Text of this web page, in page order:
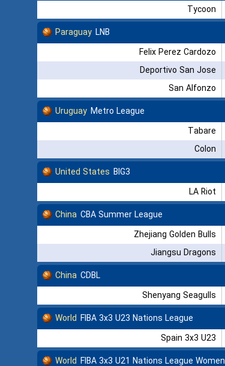
Tycoon
Paraguay LNB
Felix Perez Cardozo
Deportivo San Jose
San Alfonzo
Uruguay Metro League
Tabare
Colon
United States BIG3
LA Riot
China CBA Summer League
Zhejiang Golden Bulls
Jiangsu Dragons
China CDBL
Shenyang Seagulls
World FIBA 3x3 U23 Nations League
Spain 3x3 U23
World FIBA 3x3 U21 Nations League Women